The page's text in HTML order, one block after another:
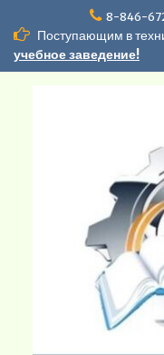
содержимому
8-846-
Поступающим в
учебное заведение!